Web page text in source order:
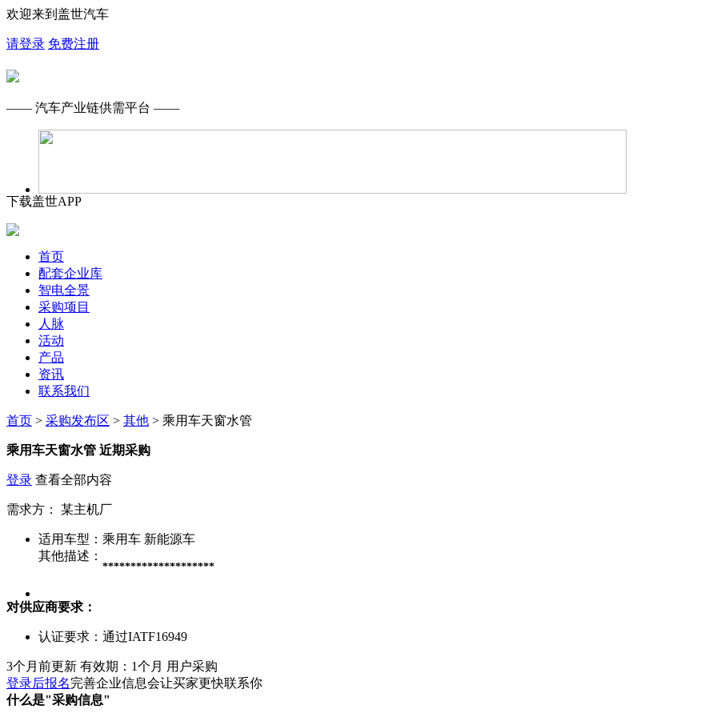
欢迎来到盖世汽车
请登录 免费注册
—— 汽车产业链供需平台 ——
下载盖世APP
首页
配套企业库
智电全景
采购项目
人脉
活动
产品
资讯
联系我们
首页 > 采购发布区 > 其他 > 乘用车天窗水管
乘用车天窗水管 近期采购
登录 查看全部内容
需求方： 某主机厂
适用车型： 乘用车 新能源车
其他描述：
********************
对供应商要求：
认证要求： 通过IATF16949
3个月前更新 有效期：1个月 用户采购
登录后报名完善企业信息会让买家更快联系你
什么是"采购信息"